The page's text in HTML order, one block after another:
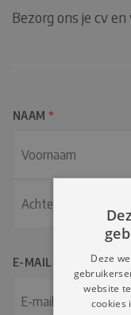
Bezorg ons je cv
NAAM*
n
c
E-MAIL
Deze
website
cookies